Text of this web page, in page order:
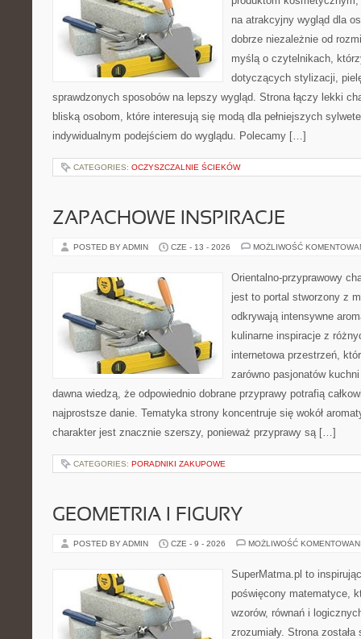
na atrakcyjny wygląd dla
dobrze niezależnie od
myślą o czytelnikach,
dotyczących stylizacji,
sprawdzonych sposobów na lepszy wygląd. Strona łączy lekki
bliską osobom, które interesują się modą dla pełniejszych
indywidualnym podejściem do wyglądu. Polecamy […]
CATEGORIES: OCZYSZCZALNIE ŚCIEKÓW
ZAPACHOWE INSPIRACJE
POSTED BY ADMIN CZE - 13 - 2026 MOŻLIWOŚĆ
Orientalno-przyprawowy
jest to portal stworzony z
odkrywają intensywne
kulinarne inspiracje z
internetowa przestrzeń,
zarówno pasjonatów
dawna wiedzą, że odpowiednio dobrane przyprawy potrafią
najprostsze danie. Tematyka strony koncentruje się wokół
charakter jest znacznie szerszy, ponieważ przyprawy są […]
CATEGORIES: PORADNIKI ZAKUPOWE
GEOMETRIA I FIGURY
POSTED BY ADMIN CZE - 9 - 2026 MOŻLIWOŚĆ
SuperMatma.pl to
poświęcony matematyce,
wzorów, równań i
zrozumiały. Strona